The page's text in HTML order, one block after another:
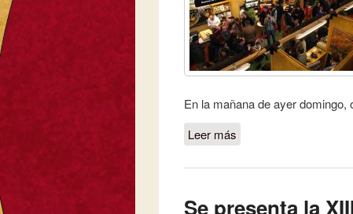
En la mañana de ayer domingo,
Leer más
Se presenta la